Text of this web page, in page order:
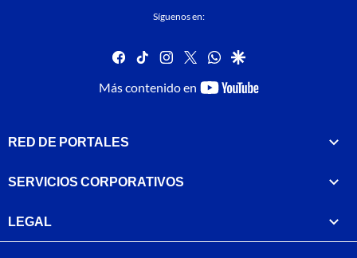
Síguenos en:
facebook
tiktok instagram
twitterwhatsapp
google
Más contenido en
youtube-
RED DE PORTALES
SERVICIOS CORPORATIVOS
LEGAL